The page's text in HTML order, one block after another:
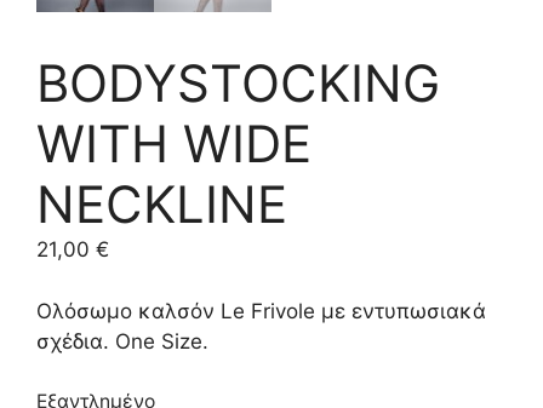
BODYSTOCKING
WITH WIDE
NECKLINE
21,00 €
Ολόσωμο καλσόν Le Frivole με εντυπωσιακά
σχέδια. One Size.
Εξαντλημένο